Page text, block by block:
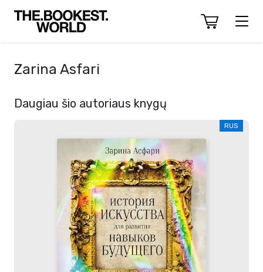
Zarina Asfari
Daugiau šio autoriaus knygų
RUS